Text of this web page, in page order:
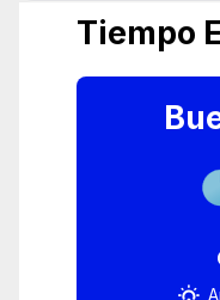
Tiempo